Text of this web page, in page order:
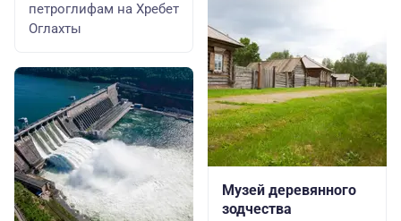
петроглифам на Хребет
Оглахты
Музей деревянного
зодчества